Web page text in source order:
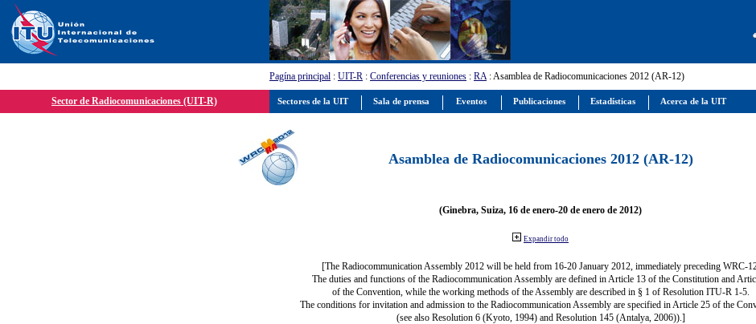
Pagína principal : UIT-R : Conferencias y reuniones : RA: Asamblea de Radiocomunicaciones 2012 (AR-12)
Sector de Radiocomunicaciones (UIT-R)
Asamblea de Radiocomunicaciones 2012 (AR-12)
(Ginebra, Suiza, 16 de enero-20 de enero de 2012)
Expandir todo
[The Radiocommunication Assembly 2012 will be held from 16-20 January 2012, immediately preceding WRC-
The duties and functions of the Radiocommunication Assembly are defined in Article 13 of the Constitution and
of the Convention, while the working methods of the Assembly are described in § 1 of Resolution ITU-R 1-5.
The conditions for invitation and admission to the Radiocommunication Assembly are specified in Article 25 of the
(see also Resolution 6 (Kyoto, 1994) and Resolution 145 (Antalya, 2006)).]
Sectores de la UIT Sala de prensa Eventos Publicaciones Estadísticas Acerca de la UIT